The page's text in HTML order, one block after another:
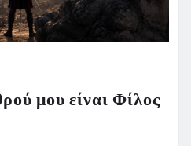
μου είναι Φίλος